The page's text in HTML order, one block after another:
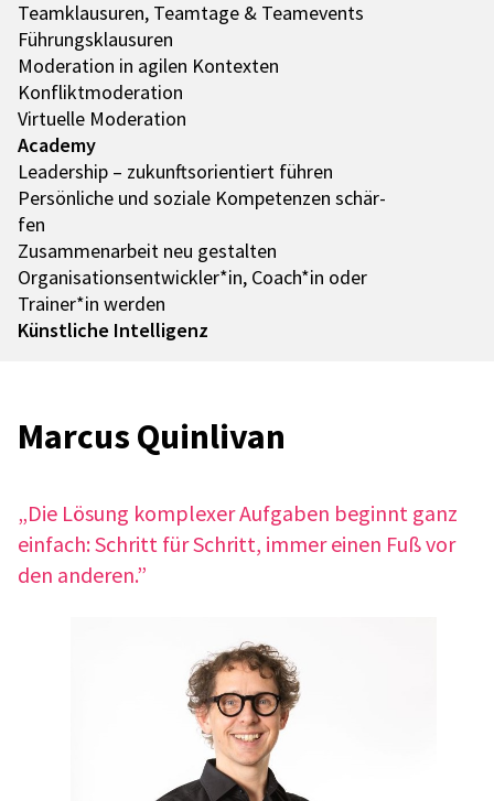
Team­klau­su­ren, Team­tage & Team­e­vents
Führungs­klau­su­ren
Mode­ra­tion in agilen Kontex­ten
Konflikt­mo­de­ra­tion
Virtu­elle Mode­ra­tion
Academy
Leader­ship – zukunfts­ori­en­tiert führen
Persön­li­che und soziale Kompe­ten­zen schär­
fen
Zusam­men­ar­beit neu gestal­ten
Organisationsentwickler*in, Coach*in oder
Trainer*in werden
Künst­li­che Intel­li­genz
Marcus Quin­li­van
„Die Lösung komple­xer Aufga­ben beginnt ganz
einfach: Schritt für Schritt, immer einen Fuß vor
den ande­ren.”